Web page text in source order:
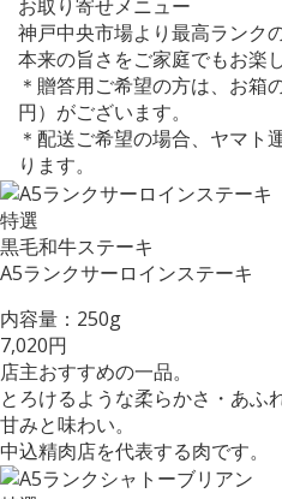
お取り寄せメニュー
神戸中央市場より最高ランク
本来の旨さをご家庭でもお楽
＊贈答用ご希望の方は、お箱
円）がございます。
＊配送ご希望の場合、ヤマト
ります。
特選
黒毛和牛ステーキ
A5ランクサーロインステーキ
内容量：250g
7,020円
店主おすすめの一品。
とろけるような柔らかさ・あふ
甘みと味わい。
中込精肉店を代表する肉です。